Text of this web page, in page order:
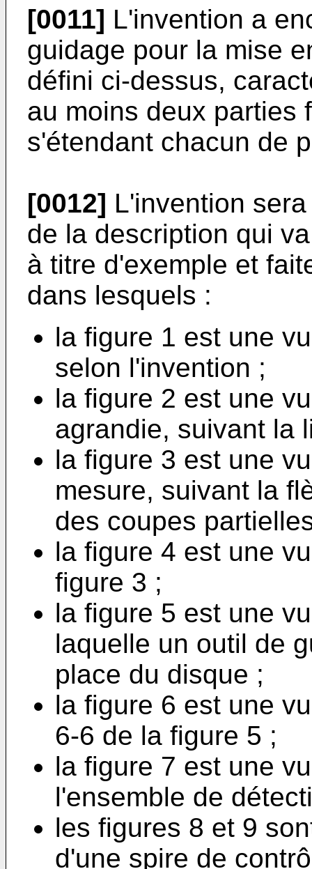
[0011] L'invention a
guidage pour la mise
défini ci-dessus,
au moins deux parties
s'étendant chacun de
[0012] L'invention
de la description qui
à titre d'exemple et
dans lesquels :
la figure 1 est une
selon l'invention ;
la figure 2 est une
agrandie, suivant la
la figure 3 est une
mesure, suivant la
des coupes
la figure 4 est une
figure 3 ;
la figure 5 est une
laquelle un outil de
place du disque ;
la figure 6 est une
6-6 de la figure 5 ;
la figure 7 est une
l'ensemble de
les figures 8 et 9
d'une spire de